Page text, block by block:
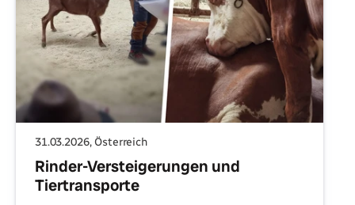
31.03.2026, Österreich
Rinder-Versteigerungen und
Tiertransporte